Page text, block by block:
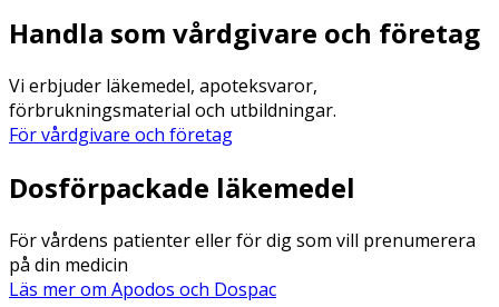
Handla som vårdgivare och företag
Vi erbjuder läkemedel, apoteksvaror,
förbrukningsmaterial och utbildningar.
För vårdgivare och företag
Dosförpackade läkemedel
För vårdens patienter eller för dig som vill prenumerera
på din medicin
Läs mer om Apodos och Dospac